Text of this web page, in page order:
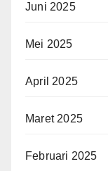
Juni 2025
Mei 2025
April 2025
Maret 2025
Februari 2025